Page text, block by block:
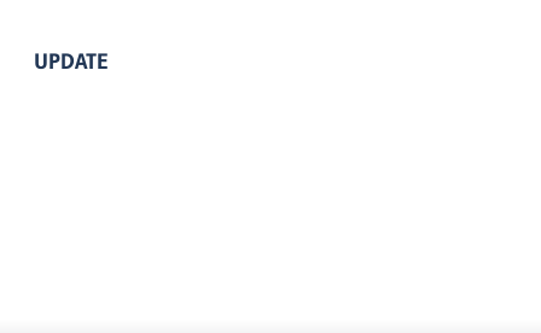
UPDATE